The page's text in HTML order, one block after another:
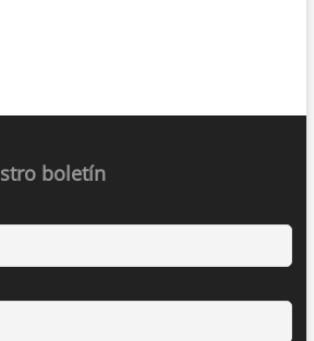
boletín